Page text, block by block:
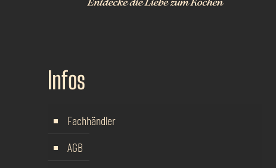
Infos
Fachhändler
AGB